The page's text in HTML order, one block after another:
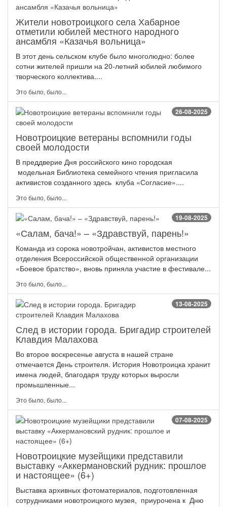
Жители новотроицкого села Хабарное
отметили юбилей местного народного
ансамбля «Казачья вольница»
В этот день сельском клубе было многолюдно: более
сотни жителей пришли на 20-летний юбилей любимого
творческого коллектива....
Это было, было...
26-08-2025
Новотроицкие ветераны вспомнили годы
своей молодости
В преддверие Дня российского кино городская
модельная Библиотека семейного чтения пригласила
активистов созданного здесь клуба «Согласие»....
Это было, было...
19-08-2025
«Салам, бача!» – «Здравствуй, парень!»
Команда из сорока новотройчан, активистов местного
отделения Всероссийской общественной организации
«Боевое братство», вновь приняла участие в фестивале...
Это было, было...
13-08-2025
След в истории города. Бригадир строителей
Клавдия Малахова
Во второе воскресенье августа в нашей стране
отмечается День строителя. История Новотроицка хранит
имена людей, благодаря труду которых выросли
промышленные...
Это было, было...
07-08-2025
Новотроицкие музейщики представили
выставку «Аккермановский рудник: прошлое
и настоящее» (6+)
Выставка архивных фотоматериалов, подготовленная
сотрудниками новотроицкого музея, приурочена к Дню